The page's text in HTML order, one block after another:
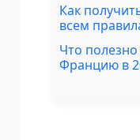
Как
всем
Что
Францию в